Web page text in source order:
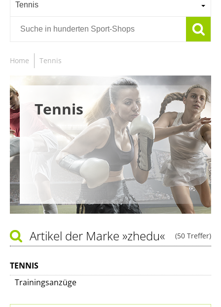
Tennis
Home Tennis
Tennis
(50 Treffer)
Artikel der Marke »zhedu«
TENNIS
Trainingsanzüge